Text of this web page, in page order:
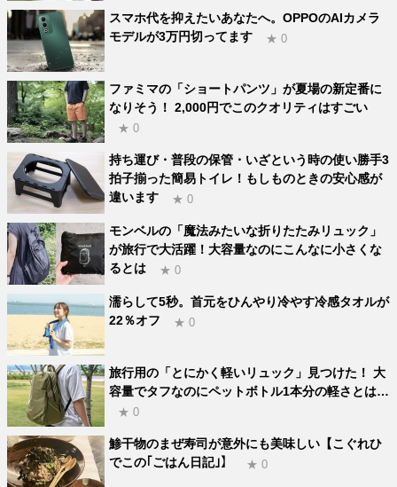
スマホ代を抑えたいあなたへ。OPPOのAIカメラ
モデルが3万円切ってます
★ 0
ファミマの「ショートパンツ」が夏場の新定番に
なりそう！ 2,000円でこのクオリティはすごい
★ 0
持ち運び・普段の保管・いざという時の使い勝手3
拍子揃った簡易トイレ！もしものときの安心感が
違います
★ 0
モンベルの「魔法みたいな折りたたみリュック」
が旅行で大活躍！大容量なのにこんなに小さくな
るとは
★ 0
濡らして5秒。首元をひんやり冷やす冷感タオルが
22％オフ
★ 0
旅行用の「とにかく軽いリュック」見つけた！ 大
容量でタフなのにペットボトル1本分の軽さとは…
★ 0
鯵干物のまぜ寿司が意外にも美味しい【こぐれひ
でこの｢ごはん日記｣】
★ 0